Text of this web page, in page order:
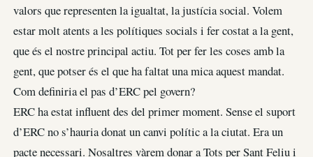
valors que representen la igualtat, la justícia social. Volem
estar molt atents a les polítiques socials i fer costat a la gent,
que és el nostre principal actiu. Tot per fer les coses amb la
gent, que potser és el que ha faltat una mica aquest mandat.
Com definiria el pas d’ERC pel govern?
ERC ha estat influent des del primer moment. Sense el suport
d’ERC no s’hauria donat un canvi polític a la ciutat. Era un
pacte necessari. Nosaltres vàrem donar a Tots per Sant Feliu i